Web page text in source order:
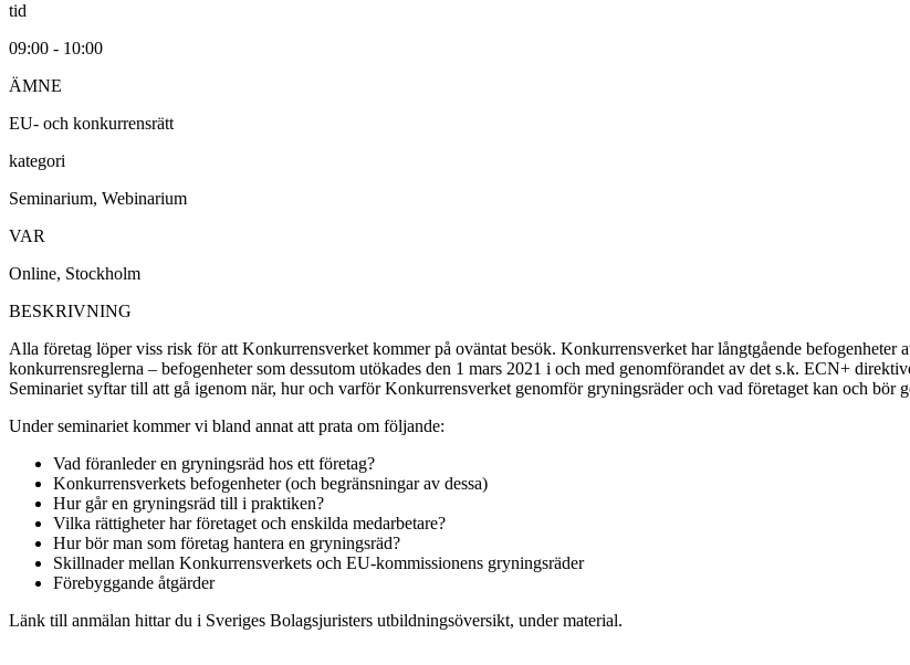
tid
09:00 - 10:00
ÄMNE
EU- och konkurrensrätt
kategori
Seminarium, Webinarium
VAR
Online, Stockholm
BESKRIVNING
Alla företag löper viss risk för att Konkurrensverket kommer på oväntat besök. Konkurrensverket har långtgående befogenheter
konkurrensreglerna – befogenheter som dessutom utökades den 1 mars 2021 i och med genomförandet av det s.k. ECN+
Seminariet syftar till att gå igenom när, hur och varför Konkurrensverket genomför gryningsräder och vad företaget kan och bör
Under seminariet kommer vi bland annat att prata om följande:
Vad föranleder en gryningsräd hos ett företag?
Konkurrensverkets befogenheter (och begränsningar av dessa)
Hur går en gryningsräd till i praktiken?
Vilka rättigheter har företaget och enskilda medarbetare?
Hur bör man som företag hantera en gryningsräd?
Skillnader mellan Konkurrensverkets och EU-kommissionens gryningsräder
Förebyggande åtgärder
Länk till anmälan hittar du i Sveriges Bolagsjuristers utbildningsöversikt, under material.